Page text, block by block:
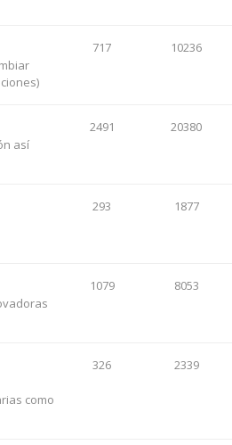
717 10236
así
2491 20380
293 1877
1079 8053
como
326 2339